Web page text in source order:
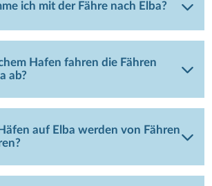
ich mit der Fähre nach Elba?
Hafen fahren die Fähren
ab?
auf Elba werden von Fähren